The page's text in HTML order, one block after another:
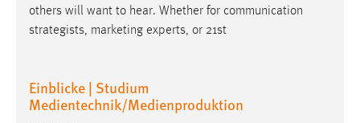
others will want to hear. Whether for communication
strategists, marketing experts, or 21st
Einblicke | Studium
Medientechnik/Medienproduktion
Login
Zweck:
Dieser Cookie ist notwendig um sich an der Website